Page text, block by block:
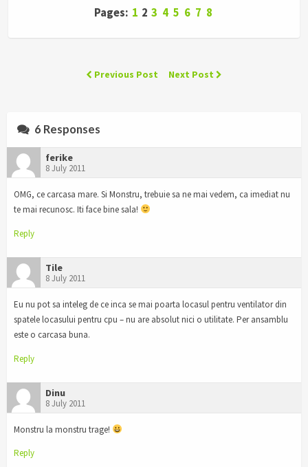
Pages: 1 2 3 4 5 6 7 8
Previous Post Next Post
6 Responses
ferike
8 July 2011
OMG, ce carcasa mare. Si Monstru, trebuie sa ne mai vedem, ca imediat nu
te mai recunosc. Iti face bine sala!
Reply
Tile
8 July 2011
Eu nu pot sa inteleg de ce inca se mai poarta locasul pentru ventilator din
spatele locasului pentru cpu – nu are absolut nici o utilitate. Per ansamblu
este o carcasa buna.
Reply
Dinu
8 July 2011
Monstru la monstru trage!
Reply